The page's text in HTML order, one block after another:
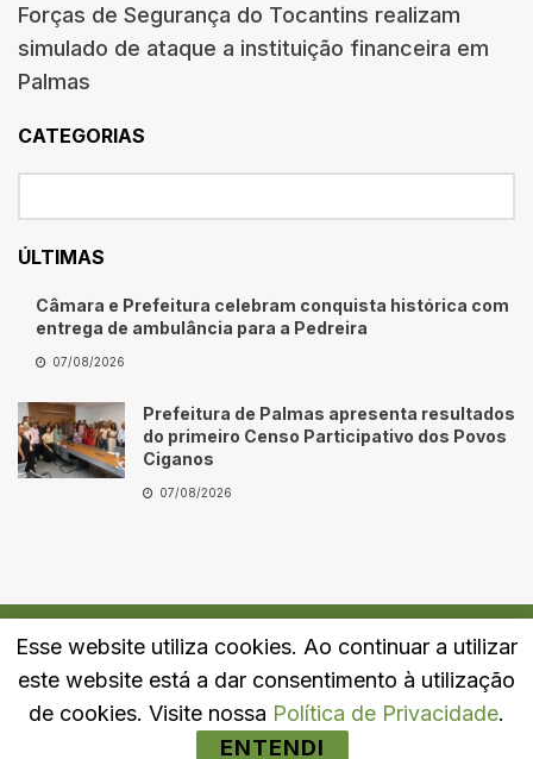
Forças de Segurança do Tocantins realizam
simulado de ataque a instituição financeira em
Palmas
CATEGORIAS
ÚLTIMAS
Câmara e Prefeitura celebram conquista histórica com
entrega de ambulância para a Pedreira
07/08/2026
Prefeitura de Palmas apresenta resultados
do primeiro Censo Participativo dos Povos
Ciganos
07/08/2026
Quem Somos Fale Conosco Política de Privacidade
Esse website utiliza cookies. Ao continuar a utilizar
este website está a dar consentimento à utilização
de cookies. Visite nossa Política de Privacidade.
ENTENDI